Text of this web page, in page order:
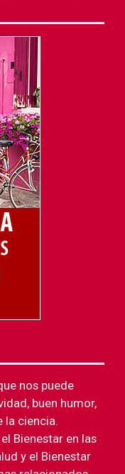
nos puede
buen humor,
la ciencia.
Bienestar en las
y el Bienestar